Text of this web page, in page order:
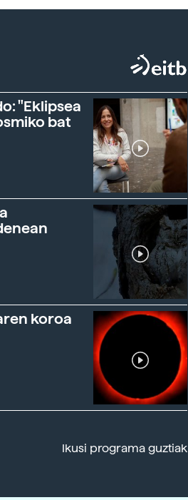
"Eklipsea
bat
koroa
Ikusi programa guztiak